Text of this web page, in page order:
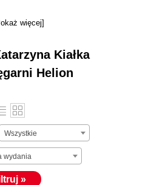
więcej]
Kiałka
Helion
Wszystkie
wydania
»